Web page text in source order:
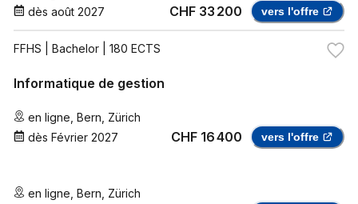
dès août 2027 CHF 33 200 vers l'offre
FFHS | Bachelor | 180 ECTS
Informatique de gestion
en ligne Bern Zürich
dès Février 2027 CHF 16 400 vers l'offre
en ligne Bern Zürich